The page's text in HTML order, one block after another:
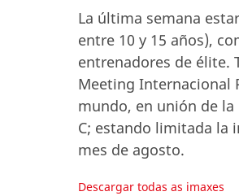
La última semana
entre 10 y 15 años),
entrenadores de élite.
Meeting Internacional
mundo, en unión de la
C; estando limitada la
mes de agosto.
Descargar todas as imaxes